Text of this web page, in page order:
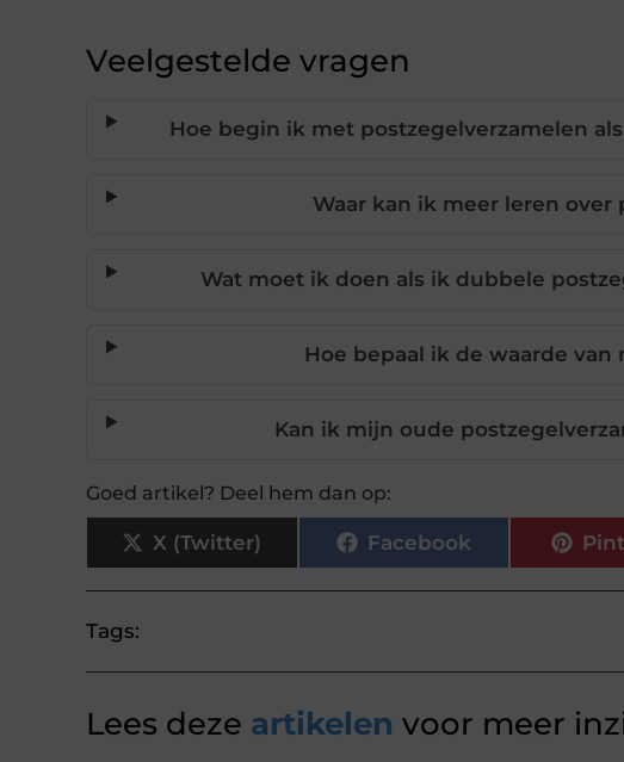
Veelgestelde vragen
Hoe begin ik met postzegelverzamelen
Waar kan ik meer leren over
Wat moet ik doen als ik dubbele
Hoe bepaal ik de waarde
Kan ik mijn oude
Goed artikel? Deel hem dan op:
X (Twitter) Facebook
Tags:
Lees deze artikelen voor meer